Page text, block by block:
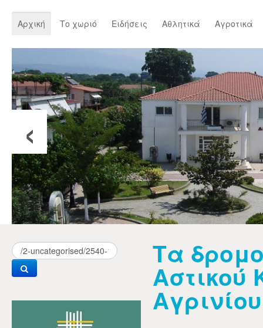
Αρχική Το χωριό Ειδήσεις Αθλητικά Αγροτικά
‹
Τα
Αστικού